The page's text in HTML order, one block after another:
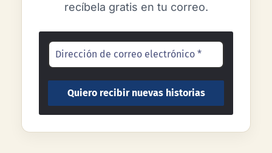
recíbela gratis en tu correo.